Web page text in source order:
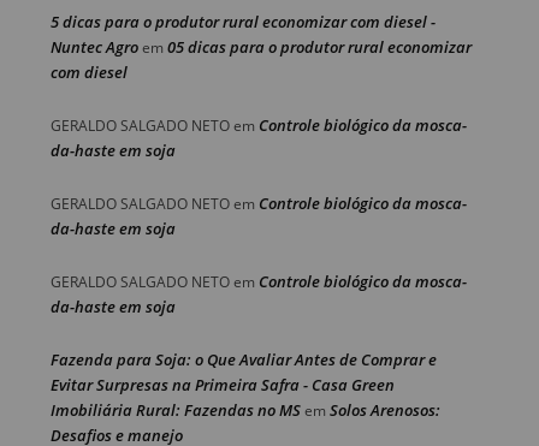
5 dicas para o produtor rural economizar com diesel -
Nuntec Agroem 05 dicas para o produtor rural economizar
com diesel
GERALDO SALGADO NETOem Controle biológico da mosca-
da-haste em soja
GERALDO SALGADO NETOem Controle biológico da mosca-
da-haste em soja
GERALDO SALGADO NETOem Controle biológico da mosca-
da-haste em soja
Fazenda para Soja: o Que Avaliar Antes de Comprar e
Evitar Surpresas na Primeira Safra - Casa Green
Imobiliária Rural: Fazendas no MSem Solos Arenosos:
Desafios e manejo